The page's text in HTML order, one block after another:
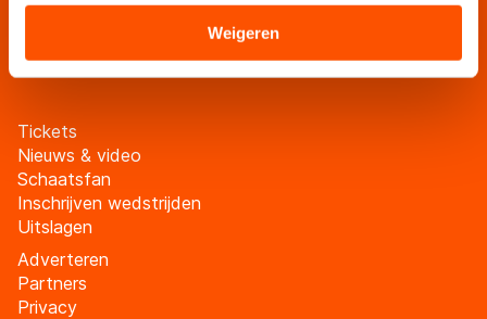
verstrekt of die zij hebben verzameld via hun services.
Sommige partners kunnen gegevens doorgeven aan
landen buiten de EU, zoals de VS, waar mogelijk geen
adequaat beschermingsniveau geldt volgens de GDPR.
overdracht. Meer informatie vindt u in ons
Weigeren
schaatsfanmailing
Tickets
Nieuws & video
Schaatsfan
Inschrijven wedstrijden
Uitslagen
Adverteren
Partners
Privacy